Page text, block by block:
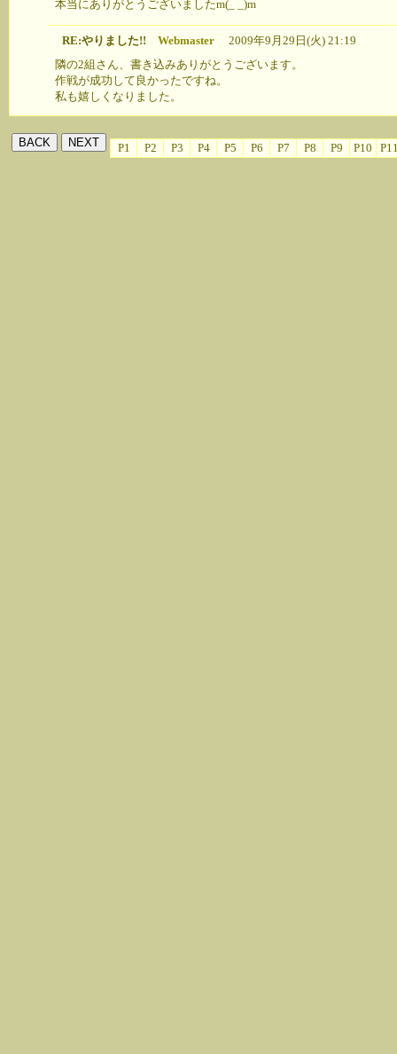
本当にありがとうございましたm(_ _)m
RE:やりました!! Webmaster2009年9月29日(火) 21:19
隣の2組さん、書き込みありがとうございます。
作戦が成功して良かったですね。
私も嬉しくなりました。
P1 P2 P3 P4 P5 P6 P7 P8 P9 P10